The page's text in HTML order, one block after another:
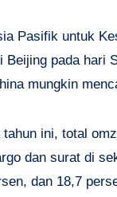
Pasifik untuk
Beijing pada hari
mungkin
ini, total
dan surat di
dan 18,7